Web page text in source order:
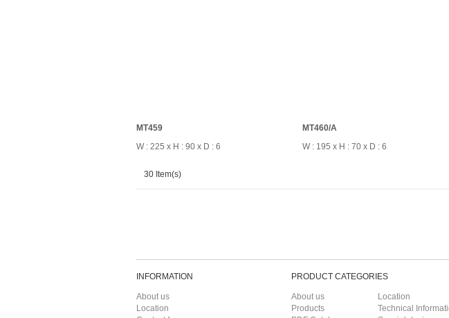
MT459
W : 225 x H : 90 x D : 6
MT460/A
W : 195 x H : 70 x D : 6
30 Item(s)
INFORMATION
About us
Location
PRODUCT CATEGORIES
About us
Location
Products
Technical